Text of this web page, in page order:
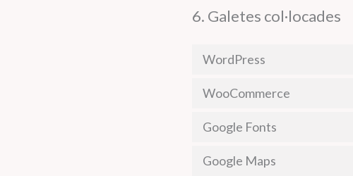
6. Galetes col·locades
WordPress
WooCommerce
Google Fonts
Google Maps